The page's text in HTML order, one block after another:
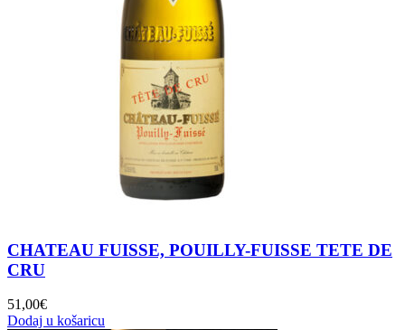
CHATEAU FUISSE, POUILLY-FUISSE TETE DE
CRU
51,00€
Dodaj u košaricu